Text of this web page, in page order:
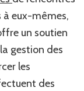
à eux-mêmes,
un soutien
gestion des
les
des